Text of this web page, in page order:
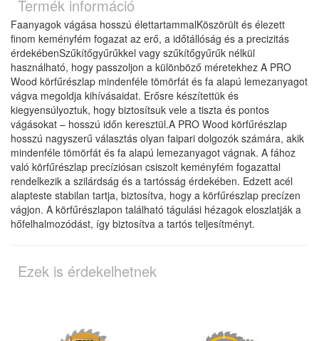
Termék információ
Faanyagok vágása hosszú élettartammalKöszörült és élezett
finom keményfém fogazat az erő, a időtállóság és a precizitás
érdekébenSzűkítőgyűrűkkel vagy szűkítőgyűrűk nélkül
használható, hogy passzoljon a különböző méretekhez A PRO
Wood körfűrészlap mindenféle tömörfát és fa alapú lemezanyagot
vágva megoldja kihívásaidat. Erősre készítettük és
kiegyensúlyoztuk, hogy biztosítsuk vele a tiszta és pontos
vágásokat – hosszú időn keresztül.A PRO Wood körfűrészlap
hosszú nagyszerű választás olyan faipari dolgozók számára, akik
mindenféle tömörfát és fa alapú lemezanyagot vágnak. A fához
való körfűrészlap precíziósan csiszolt keményfém fogazattal
rendelkezik a szilárdság és a tartósság érdekében. Edzett acél
alapteste stabilan tartja, biztosítva, hogy a körfűrészlap precízen
vágjon. A körfűrészlapon található tágulási hézagok eloszlatják a
hőfelhalmozódást, így biztosítva a tartós teljesítményt.
Ezek is érdekelhetnek